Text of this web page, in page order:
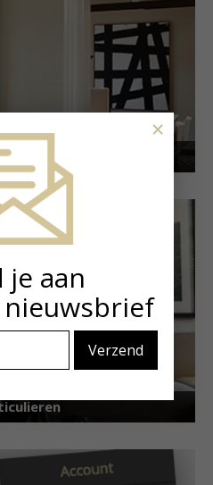
je aan
×